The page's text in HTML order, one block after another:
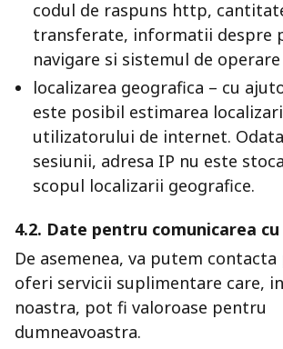
codul de raspuns http,
transferate, informatii despre
navigare si sistemul de
localizarea geografica – cu
este posibil estimarea
utilizatorului de internet.
sesiunii, adresa IP nu este
scopul localizarii geografice.
4.2. Date pentru comunicarea
De asemenea, va putem
oferi servicii suplimentare care,
noastra, pot fi valoroase pentru
dumneavoastra.